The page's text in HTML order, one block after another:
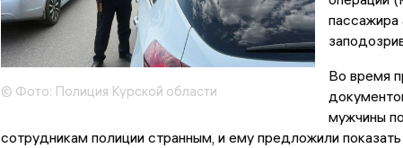
© Фото: Полиция Курской области
пассажира
Во время
мужчины
сотрудникам полиции странным, и ему предложили